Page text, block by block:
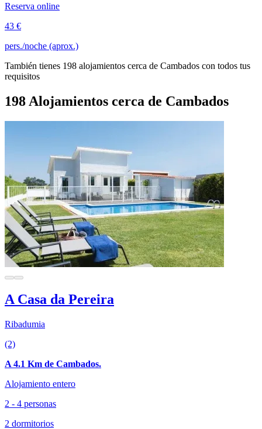
Reserva online
43 €
pers./noche (aprox.)
También tienes 198 alojamientos cerca de Cambados con todos tus
requisitos
198 Alojamientos cerca de Cambados
A Casa da Pereira
Ribadumia
(2)
A 4.1 Km de Cambados.
Alojamiento entero
2 - 4 personas
2 dormitorios